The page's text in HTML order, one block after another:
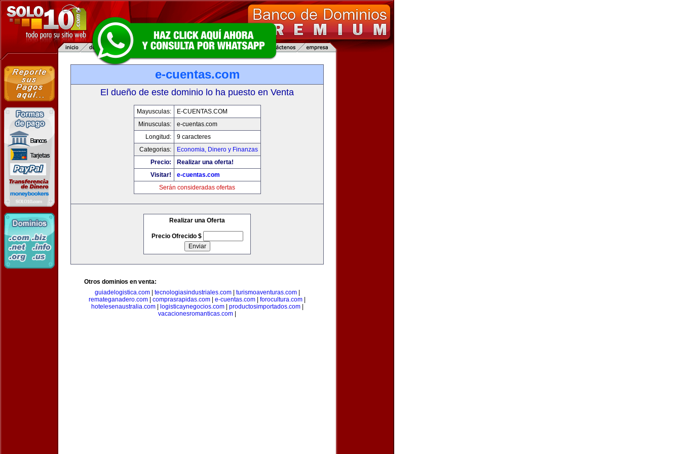
e-cuentas.com
El dueño de este dominio lo ha puesto en Venta
Mayusculas:
E-CUENTAS.COM
Minusculas:
e-cuentas.com
Longitud:
9 caracteres
Categorias:
Economia, Dinero y Finanzas
Precio:
Realizar una oferta!
Visitar!
e-cuentas.com
Serán consideradas ofertas
Realizar una Oferta
Precio Ofrecido $
Otros dominios en venta:
guiadelogistica.com| tecnologiasindustriales.com| turismoaventuras.com|
remateganadero.com
comprasrapidas.com e-cuentas.com forocultura.com
hotelesenaustralia.com| logisticaynegocios.com| productosimportados.com|
vacacionesromanticas.com